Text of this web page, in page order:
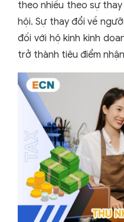
theo nhiều theo sự
hội. Sự thay đổi về
đối với hộ kinh kinh
trở thành tiêu điểm